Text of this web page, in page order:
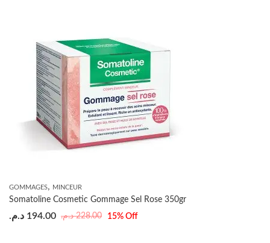
GOMMAGES, MINCEUR
Somatoline Cosmetic Gommage Sel Rose 350gr
228.00 د.م. 194.00 د.م. 15% Off